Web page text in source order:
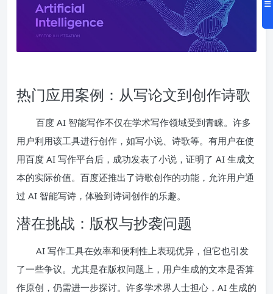
热门应用案例：从写论文到创作诗歌
百度 AI 智能写作不仅在学术写作领域受到青睐。许多
用户利用该工具进行创作，如写小说、诗歌等。有用户在使
用百度 AI 写作平台后，成功发表了小说，证明了 AI 生成文
本的实际价值。百度还推出了诗歌创作的功能，允许用户通
过 AI 智能写诗，体验到诗词创作的乐趣。
潜在挑战：版权与抄袭问题
AI 写作工具在效率和便利性上表现优异，但它也引发
了一些争议。尤其是在版权问题上，用户生成的文本是否算
作原创，仍需进一步探讨。许多学术界人士担心，AI 生成的